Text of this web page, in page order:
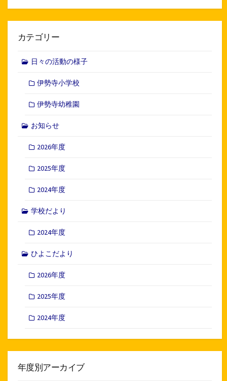
カテゴリー
日々の活動の様子
伊勢寺小学校
伊勢寺幼稚園
お知らせ
2026年度
2025年度
2024年度
学校だより
2024年度
ひよこだより
2026年度
2025年度
2024年度
年度別アーカイブ